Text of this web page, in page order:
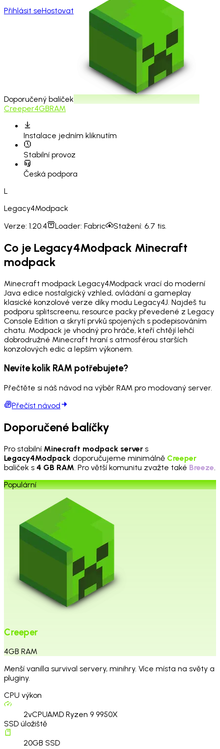
Přihlásit seHostovat
Doporučený balíček
Creeper4GBRAM
Instalace jedním kliknutím
Stabilní provoz
Česká podpora
L
Legacy4Modpack
Verze: 1.20.4 Loader: Fabric Stažení: 6.7 tis.
Co je Legacy4Modpack Minecraft
modpack
Minecraft modpack Legacy4Modpack vrací do moderní
Java edice nostalgický vzhled, ovládání a gameplay
klasické konzolové verze díky modu Legacy4J. Najdeš tu
podporu splitscreenu, resource packy převedené z Legacy
Console Edition a skrytí prvků spojených s podepisováním
chatu. Modpack je vhodný pro hráče, kteří chtějí lehčí
dobrodružné Minecraft hraní s atmosférou starších
konzolových edic a lepším výkonem.
Nevíte kolik RAM potřebujete?
Přečtěte si náš návod na výběr RAM pro modovaný server.
Přečíst návod
Doporučené balíčky
Pro stabilní Minecraft modpack server s
Legacy4Modpack doporučujeme minimálně Creeper
balíček s 4 GB RAM. Pro větší komunitu zvažte také Breeze.
Populární
Creeper
4GB RAM
Menší vanilla survival servery, minihry. Více místa na světy a
pluginy.
CPU výkon
2vCPUAMD Ryzen 9 9950X
SSD úložiště
20GB SSD